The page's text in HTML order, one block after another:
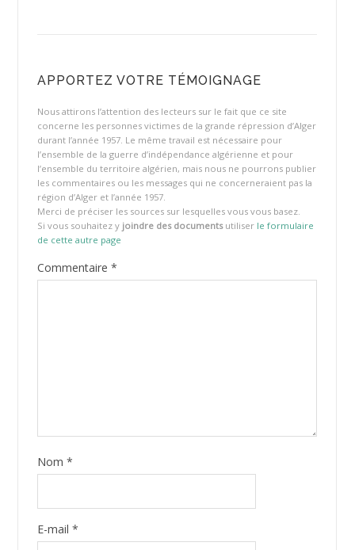
APPORTEZ VOTRE TÉMOIGNAGE
Nous attirons l’attention des lecteurs sur le fait que ce site
concerne les personnes victimes de la grande répression d’Alger
durant l’année 1957. Le même travail est nécessaire pour
l’ensemble de la guerre d’indépendance algérienne et pour
l’ensemble du territoire algérien, mais nous ne pourrons publier
les commentaires ou les messages qui ne concerneraient pas la
région d’Alger et l’année 1957.
Merci de préciser les sources sur lesquelles vous vous basez.
Si vous souhaitez y joindre des documentsutiliser le formulaire
de cette autre page
Commentaire *
Nom *
E-mail *